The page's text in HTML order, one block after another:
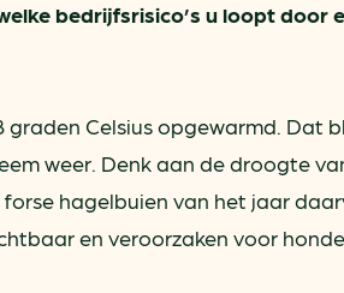
bedrijfsrisico’s u loopt door
Celsius opgewarmd. Dat
weer. Denk aan de droogte
hagelbuien van het jaar
en veroorzaken voor